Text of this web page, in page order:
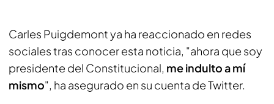
Carles Puigdemont ya ha reaccionado en redes
sociales tras conocer esta noticia, "ahora que soy
presidente del Constitucional, me indulto a mí
mismo", ha asegurado en su cuenta de Twitter.